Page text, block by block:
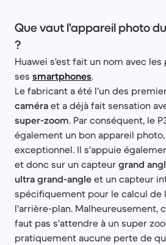
Que vaut l'appareil photo
?
Huawei s'est fait un nom avec les
ses smartphones.
Le fabricant a été l'un des
caméra et a déjà fait sensation
super-zoom. Par conséquent, le
également un bon appareil
exceptionnel. Il s'appuie
et donc sur un capteur grand
ultra grand-angle et un capteur
spécifiquement pour le calcul de
l'arrière-plan. Malheureusement,
faut pas s'attendre à un super
pratiquement aucune perte de